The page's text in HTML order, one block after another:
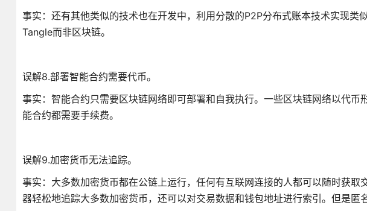
事实：还有其他类似的技术也在开发中，利用分散的P2P分布式账本技术实现类
Tangle而非区块链。
误解8.部署智能合约需要代币。
事实：智能合约只需要区块链网络即可部署和自我执行。一些区块链网络以代
能合约都需要手续费。
误解9.加密货币无法追踪。
事实：大多数加密货币都在公链上运行，任何有互联网连接的人都可以随时获
器轻松地追踪大多数加密货币，还可以对交易数据和钱包地址进行索引。但是匿